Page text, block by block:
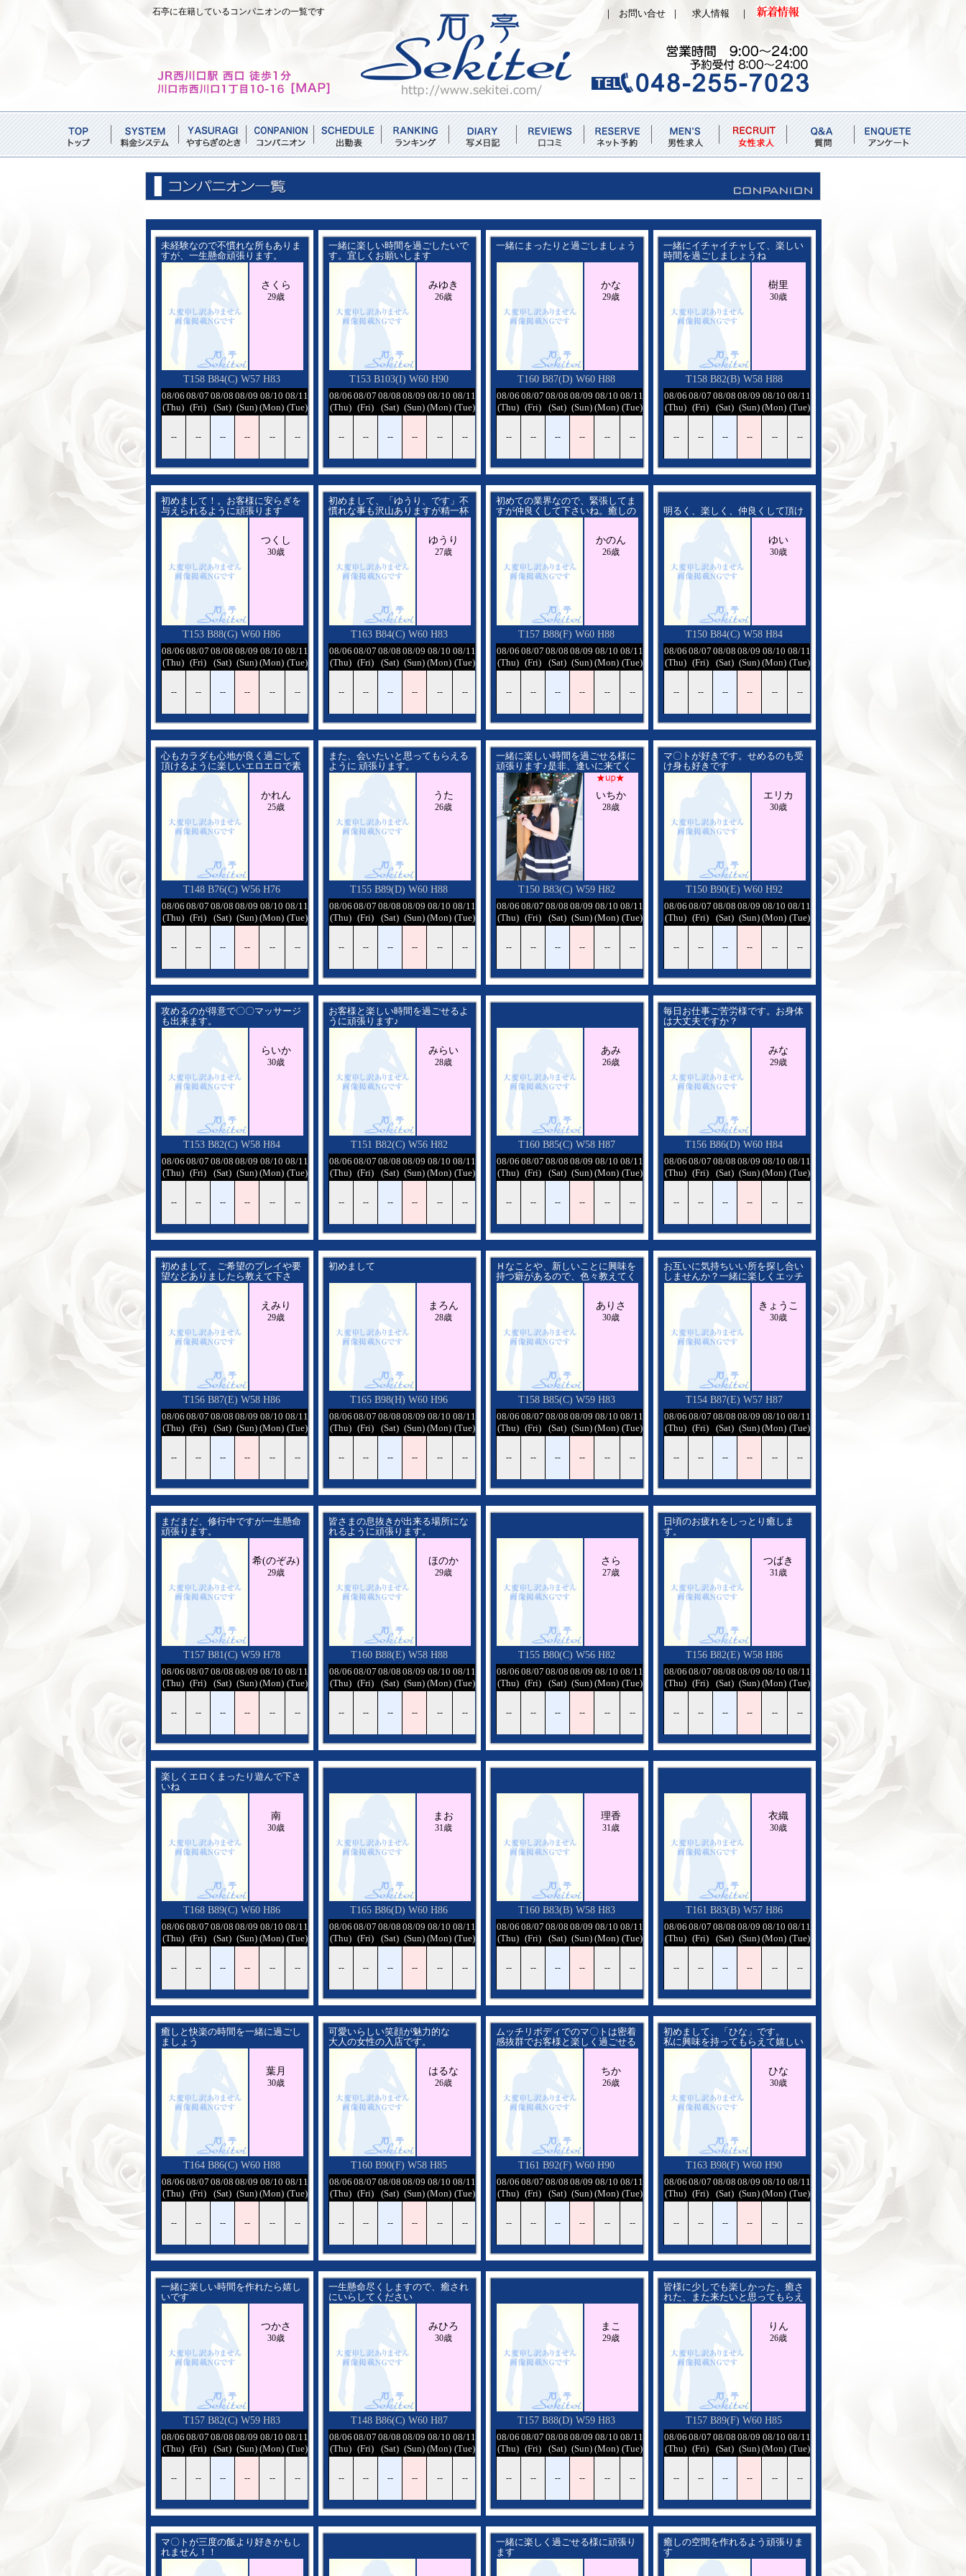
石亭に在籍しているコンパニオンの一覧です ｜ お問い合せ ｜ 求人情報 ｜
未経験なので不慣れな所もありま
すが、一生懸命頑張ります。
さくら
29歳
T158 B84(C) W57 H83
08/06
(Thu)
08/07
(Fri)
08/08
(Sat)
08/09
(Sun)
08/10
(Mon)
08/11
(Tue)
08/12
(Wed)
-- -- -- -- -- --
一緒に楽しい時間を過ごしたいで
す。宜しくお願いします
みゆき
26歳
T153 B103(I) W60 H90
08/06
(Thu)
08/07
(Fri)
08/08
(Sat)
08/09
(Sun)
08/10
(Mon)
08/11
(Tue)
08/12
(Wed)
-- -- -- -- -- --
一緒にまったりと過ごしましょう
かな
29歳
T160 B87(D) W60 H88
08/06
(Thu)
08/07
(Fri)
08/08
(Sat)
08/09
(Sun)
08/10
(Mon)
08/11
(Tue)
08/12
(Wed)
-- -- -- -- -- --
一緒にイチャイチャして、楽しい
時間を過ごしましょうね
樹里
30歳
T158 B82(B) W58 H88
08/06
(Thu)
08/07
(Fri)
08/08
(Sat)
08/09
(Sun)
08/10
(Mon)
08/11
(Tue)
-- -- -- -- -- --
初めまして！。お客様に安らぎを
与えられるように頑張ります
つくし
30歳
T153 B88(G) W60 H86
08/06
(Thu)
08/07
(Fri)
08/08
(Sat)
08/09
(Sun)
08/10
(Mon)
08/11
(Tue)
08/12
(Wed)
-- -- -- -- -- --
初めまして、「ゆうり、です」不
慣れな事も沢山ありますが精一杯
頑張ります
ゆうり
27歳
T163 B84(C) W60 H83
08/06
(Thu)
08/07
(Fri)
08/08
(Sat)
08/09
(Sun)
08/10
(Mon)
08/11
(Tue)
08/12
(Wed)
-- -- -- -- -- --
初めての業界なので、緊張してま
すが仲良くして下さいね。癒しの
お時間を一緒に過ごせるように頑
張ります。
かのん
26歳
T157 B88(F) W60 H88
08/06
(Thu)
08/07
(Fri)
08/08
(Sat)
08/09
(Sun)
08/10
(Mon)
08/11
(Tue)
08/12
(Wed)
-- -- -- -- -- --
明るく、楽しく、仲良くして頂け
る様に頑張ります
ゆい
30歳
T150 B84(C) W58 H84
08/06
(Thu)
08/07
(Fri)
08/08
(Sat)
08/09
(Sun)
08/10
(Mon)
08/11
(Tue)
-- -- -- -- -- --
心もカラダも心地が良く過ごして
頂けるように楽しいエロエロで素
敵な時間を過ごしましょ
かれん
25歳
T148 B76(C) W56 H76
08/06
(Thu)
08/07
(Fri)
08/08
(Sat)
08/09
(Sun)
08/10
(Mon)
08/11
(Tue)
08/12
(Wed)
-- -- -- -- -- --
また、会いたいと思ってもらえる
ように 頑張ります。
優しくしてください。
一緒に楽しい時間を過ごしまし
宜しくお願いします
うた
26歳
T155 B89(D) W60 H88
08/06
(Thu)
08/07
(Fri)
08/08
(Sat)
08/09
(Sun)
08/10
(Mon)
08/11
(Tue)
08/12
(Wed)
-- -- -- -- -- --
一緒に楽しい時間を過ごせる様に
頑張ります♪是非、逢いに来てく
ださい。
いちか
28歳
T150 B83(C) W59 H82
08/06
(Thu)
08/07
(Fri)
08/08
(Sat)
08/09
(Sun)
08/10
(Mon)
08/11
(Tue)
08/12
(Wed)
-- -- -- -- -- --
マ〇トが好きです。せめるのも受
け身も好きです
日頃の疲れが取れる様に癒しのお
手伝いをさせてください
笑顔になってもらえるよう頑張り
エリカ
30歳
T150 B90(E) W60 H92
08/06
(Thu)
08/07
(Fri)
08/08
(Sat)
08/09
(Sun)
08/10
(Mon)
08/11
(Tue)
-- -- -- -- -- --
攻めるのが得意で〇〇マッサージ
も出来ます。
心身ともにリラックスして頂ける
様に精一杯頑張りますので楽しみ
にして下さい。
らいか
30歳
T153 B82(C) W58 H84
08/06
(Thu)
08/07
(Fri)
08/08
(Sat)
08/09
(Sun)
08/10
(Mon)
08/11
(Tue)
08/12
(Wed)
-- -- -- -- -- --
お客様と楽しい時間を過ごせるよ
うに頑張ります♪
みらい
28歳
T151 B82(C) W56 H82
08/06
(Thu)
08/07
(Fri)
08/08
(Sat)
08/09
(Sun)
08/10
(Mon)
08/11
(Tue)
08/12
(Wed)
-- -- -- -- -- --
あみ
26歳
T160 B85(C) W58 H87
08/06
(Thu)
08/07
(Fri)
08/08
(Sat)
08/09
(Sun)
08/10
(Mon)
08/11
(Tue)
08/12
(Wed)
-- -- -- -- -- --
毎日お仕事ご苦労様です。お身体
は大丈夫ですか？
たまには息抜きして下さいね♪
恋人同士のようなイチャイチャす
るのが大好きです。
裸と裸の温もりを一緒に感じ楽し
い時間を過ごしましょう
みな
29歳
T156 B86(D) W60 H84
08/06
(Thu)
08/07
(Fri)
08/08
(Sat)
08/09
(Sun)
08/10
(Mon)
08/11
(Tue)
-- -- -- -- -- --
初めまして、ご希望のプレイや要
望などありましたら教えて下さ
い。楽しく過ごしましょ
えみり
29歳
T156 B87(E) W58 H86
08/06
(Thu)
08/07
(Fri)
08/08
(Sat)
08/09
(Sun)
08/10
(Mon)
08/11
(Tue)
08/12
(Wed)
-- -- -- -- -- --
初めまして
まろん
28歳
T165 B98(H) W60 H96
08/06
(Thu)
08/07
(Fri)
08/08
(Sat)
08/09
(Sun)
08/10
(Mon)
08/11
(Tue)
08/12
(Wed)
-- -- -- -- -- --
Ｈなことや、新しいことに興味を
持つ癖があるので、色々教えてく
ださい。
けっこう、はまりやすいです
楽しい時間を一緒に過ごしましょ
ありさ
30歳
T158 B85(C) W59 H83
08/06
(Thu)
08/07
(Fri)
08/08
(Sat)
08/09
(Sun)
08/10
(Mon)
08/11
(Tue)
08/12
(Wed)
-- -- -- -- -- --
お互いに気持ちいい所を探し合い
しませんか？一緒に楽しくエッチ
な時間を過ごしましょう
きょうこ
30歳
T154 B87(E) W57 H87
08/06
(Thu)
08/07
(Fri)
08/08
(Sat)
08/09
(Sun)
08/10
(Mon)
08/11
(Tue)
-- -- -- -- -- --
まだまだ、修行中ですが一生懸命
頑張ります。
2人だけの世界に没頭しましょ
う。 貴方の変態な本性呼び覚まし
〇ットは勉強中なので、付き合っ
てくれる方募集中です！
仲良くして下さい
希(のぞみ)
29歳
T157 B81(C) W59 H78
08/06
(Thu)
08/07
(Fri)
08/08
(Sat)
08/09
(Sun)
08/10
(Mon)
08/11
(Tue)
08/12
(Wed)
-- -- -- -- -- --
皆さまの息抜きが出来る場所にな
れるように頑張ります。
ほのか
29歳
T160 B88(E) W58 H88
08/06
(Thu)
08/07
(Fri)
08/08
(Sat)
08/09
(Sun)
08/10
(Mon)
08/11
(Tue)
08/12
(Wed)
-- -- -- -- -- --
さら
27歳
T155 B80(C) W56 H82
08/06
(Thu)
08/07
(Fri)
08/08
(Sat)
08/09
(Sun)
08/10
(Mon)
08/11
(Tue)
08/12
(Wed)
-- -- -- -- -- --
日頃のお疲れをしっとり癒しま
す。
まだまだ未熟ですが精一杯がんば
ります。
笑顔でお待ちしていますね。
ぜひ足を運んでください。
そしてゆっくり楽しんでください
つばき
31歳
T156 B82(E) W58 H86
08/06
(Thu)
08/07
(Fri)
08/08
(Sat)
08/09
(Sun)
08/10
(Mon)
08/11
(Tue)
-- -- -- -- -- --
楽しくエロくまったり遊んで下さ
いね
南
30歳
T168 B89(C) W60 H86
08/06
(Thu)
08/07
(Fri)
08/08
(Sat)
08/09
(Sun)
08/10
(Mon)
08/11
(Tue)
08/12
(Wed)
-- -- -- -- -- --
まお
31歳
T165 B86(D) W60 H86
08/06
(Thu)
08/07
(Fri)
08/08
(Sat)
08/09
(Sun)
08/10
(Mon)
08/11
(Tue)
08/12
(Wed)
-- -- -- -- -- --
理香
31歳
T160 B83(B) W58 H83
08/06
(Thu)
08/07
(Fri)
08/08
(Sat)
08/09
(Sun)
08/10
(Mon)
08/11
(Tue)
08/12
(Wed)
-- -- -- -- -- --
衣織
30歳
T161 B83(B) W57 H86
08/06
(Thu)
08/07
(Fri)
08/08
(Sat)
08/09
(Sun)
08/10
(Mon)
08/11
(Tue)
-- -- -- -- -- --
癒しと快楽の時間を一緒に過ごし
ましょう
葉月
30歳
T164 B86(C) W60 H88
08/06
(Thu)
08/07
(Fri)
08/08
(Sat)
08/09
(Sun)
08/10
(Mon)
08/11
(Tue)
08/12
(Wed)
-- -- -- -- -- --
可愛いらしい笑顔が魅力的な
大人の女性の入店です。
色白で可愛らしい笑顔に
☆キラキラ☆した瞳がとても印象
その姿が皆様の脳裏にしっかりと
焼きついてしまうに違いありませ
ん。
どちらかというと
”おっとり癒し系”の女の子で
全身からそのオーラが
あふれ出しております。
そんな 彼女と恋人感覚で
過ごす時間はまったりと
寄り添いながら
楽しい雰囲気の中で
はるな
26歳
T160 B90(F) W58 H85
08/06
(Thu)
08/07
(Fri)
08/08
(Sat)
08/09
(Sun)
08/10
(Mon)
08/11
(Tue)
08/12
(Wed)
-- -- -- -- -- --
ムッチリボディでのマ〇トは密着
感抜群でお客様と楽しく過ごせる
ように頑張ります。
宜しくお願いします。
ちか
26歳
T161 B92(F) W60 H90
08/06
(Thu)
08/07
(Fri)
08/08
(Sat)
08/09
(Sun)
08/10
(Mon)
08/11
(Tue)
08/12
(Wed)
-- -- -- -- -- --
初めまして、「ひな」です。
私に興味を持ってもらえて嬉しい
です
この種のお仕事は初めてでワクワ
クドキドキしています。
一緒に官能の世界を楽しみません
か。
素敵な時間だったって思って頂け
るように精一杯
頑張りますので、宜しくお願い致
ひな
30歳
T163 B98(F) W60 H90
08/06
(Thu)
08/07
(Fri)
08/08
(Sat)
08/09
(Sun)
08/10
(Mon)
08/11
(Tue)
08/12
(Wed)
-- -- -- -- -- --
一緒に楽しい時間を作れたら嬉し
いです
そして一緒に気持ちよくなれる様
に 一生懸命ご奉仕させていただき
つかさ
30歳
T157 B82(C) W59 H83
08/06
(Thu)
08/07
(Fri)
08/08
(Sat)
08/09
(Sun)
08/10
(Mon)
08/11
(Tue)
08/12
(Wed)
-- -- -- -- -- --
一生懸命尽くしますので、癒され
にいらしてください
みひろ
30歳
T148 B86(C) W60 H87
08/06
(Thu)
08/07
(Fri)
08/08
(Sat)
08/09
(Sun)
08/10
(Mon)
08/11
(Tue)
08/12
(Wed)
-- -- -- -- -- --
まこ
29歳
T157 B88(D) W59 H83
08/06
(Thu)
08/07
(Fri)
08/08
(Sat)
08/09
(Sun)
08/10
(Mon)
08/11
(Tue)
08/12
(Wed)
-- -- -- -- -- --
皆様に少しでも楽しかった、癒さ
れた、また来たいと思ってもらえ
るように精一杯頑張りますので宜
しくお願いします
りん
26歳
T157 B89(F) W60 H85
08/06
(Thu)
08/07
(Fri)
08/08
(Sat)
08/09
(Sun)
08/10
(Mon)
08/11
(Tue)
-- -- -- -- -- --
マ〇トが三度の飯より好きかもし
れません！！
マ〇トも好きなので、マ〇ト好き
一緒に楽しく過ごせる様に頑張り
ます
癒しの空間を作れるよう頑張りま
す
たくさんいちゃいちゃしましょう